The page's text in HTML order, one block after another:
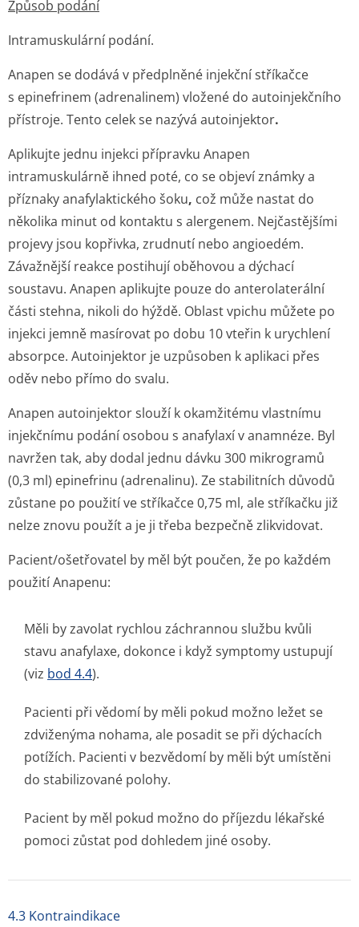
Způsob podání
Intramuskulární podání.
Anapen se dodává v předplněné injekční stříkačce
s epinefrinem (adrenalinem) vložené do autoinjekčního
přístroje. Tento celek se nazývá autoinjektor.
Aplikujte jednu injekci přípravku Anapen
intramuskulárně ihned poté, co se objeví známky a
příznaky anafylaktického šoku, což může nastat do
několika minut od kontaktu s alergenem. Nejčastějšími
projevy jsou kopřivka, zrudnutí nebo angioedém.
Závažnější reakce postihují oběhovou a dýchací
soustavu. Anapen aplikujte pouze do anterolaterální
části stehna, nikoli do hýždě. Oblast vpichu můžete po
injekci jemně masírovat po dobu 10 vteřin k urychlení
absorpce. Autoinjektor je uzpůsoben k aplikaci přes
oděv nebo přímo do svalu.
Anapen autoinjektor slouží k okamžitému vlastnímu
injekčnímu podání osobou s anafylaxí v anamnéze. Byl
navržen tak, aby dodal jednu dávku 300 mikrogramů
(0,3 ml) epinefrinu (adrenalinu). Ze stabilitních důvodů
zůstane po použití ve stříkačce 0,75 ml, ale stříkačku již
nelze znovu použít a je ji třeba bezpečně zlikvidovat.
Pacient/ošetřovatel by měl být poučen, že po každém
použití Anapenu:
Měli by zavolat rychlou záchrannou službu kvůli
stavu anafylaxe, dokonce i když symptomy ustupují
(viz bod 4.4).
Pacienti při vědomí by měli pokud možno ležet se
zdviženýma nohama, ale posadit se při dýchacích
potížích. Pacienti v bezvědomí by měli být umístěni
do stabilizované polohy.
Pacient by měl pokud možno do příjezdu lékařské
pomoci zůstat pod dohledem jiné osoby.
4.3 Kontraindikace